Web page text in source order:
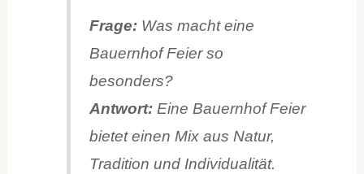
Frage:Was macht eine
Bauernhof Feier so
besonders?
Antwort:Eine Bauernhof Feier
bietet einen Mix aus Natur,
Tradition und Individualität.